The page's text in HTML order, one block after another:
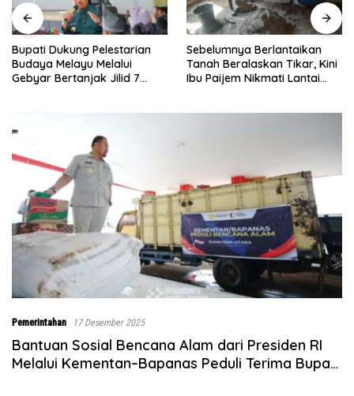
Sebelumnya Berlantaikan
Tanah Beralaskan Tikar, Kini
Ibu Paijem Nikmati Lantai
Jumat Berkah Polsek Lima
Puluh, Kapolsek Salomo
Sagala Salurkan Sembako
Pemerintahan 17 Desember 2025
Bantuan Sosial Bencana Alam dari Presiden RI
Melalui Kementan–Bapanas Peduli Terima Bupati